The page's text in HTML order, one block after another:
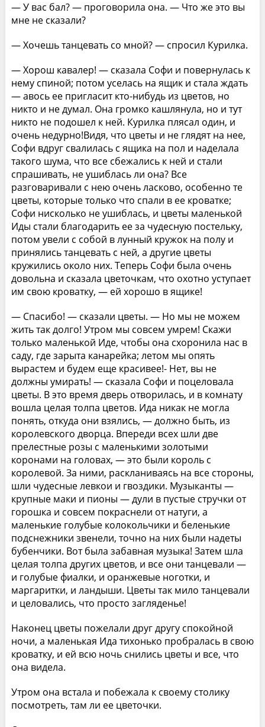
— У вас бал? — проговорила она. — Что же это вы
мне не сказали?
— Хочешь танцевать со мной? — спросил Курилка.
— Хорош кавалер! — сказала Софи и повернулась к
нему спиной; потом уселась на ящик и стала ждать
— авось ее пригласит кто-нибудь из цветов, но
никто и не думал. Она громко кашлянула, но и тут
никто не подошел к ней. Курилка плясал один, и
очень недурно!Видя, что цветы и не глядят на нее,
Софи вдруг свалилась с ящика на пол и наделала
такого шума, что все сбежались к ней и стали
спрашивать, не ушиблась ли она? Все
разговаривали с нею очень ласково, особенно те
цветы, которые только что спали в ее кроватке;
Софи нисколько не ушиблась, и цветы маленькой
Иды стали благодарить ее за чудесную постельку,
потом увели с собой в лунный кружок на полу и
принялись танцевать с ней, а другие цветы
кружились около них. Теперь Софи была очень
довольна и сказала цветочкам, что охотно уступает
им свою кроватку, — ей хорошо в ящике!
— Спасибо! — сказали цветы. — Но мы не можем
жить так долго! Утром мы совсем умрем! Скажи
только маленькой Иде, чтобы она схоронила нас в
саду, где зарыта канарейка; летом мы опять
вырастем и будем еще красивее!- Нет, вы не
должны умирать! — сказала Софи и поцеловала
цветы. В это время дверь отворилась, и в комнату
вошла целая толпа цветов. Ида никак не могла
понять, откуда они взялись, — должно быть, из
королевского дворца. Впереди всех шли две
прелестные розы с маленькими золотыми
коронами на головах, — это были король с
королевой. За ними, раскланиваясь на все стороны,
шли чудесные левкои и гвоздики. Музыканты —
крупные маки и пионы — дули в пустые стручки от
горошка и совсем покраснели от натуги, а
маленькие голубые колокольчики и беленькие
подснежники звенели, точно на них были надеты
бубенчики. Вот была забавная музыка! Затем шла
целая толпа других цветов, и все они танцевали —
и голубые фиалки, и оранжевые ноготки, и
маргаритки, и ландыши. Цветы так мило танцевали
и целовались, что просто загляденье!
Наконец цветы пожелали друг другу спокойной
ночи, а маленькая Ида тихонько пробралась в свою
кроватку, и ей всю ночь снились цветы и все, что
она видела.
Утром она встала и побежала к своему столику
посмотреть, там ли ее цветочки.